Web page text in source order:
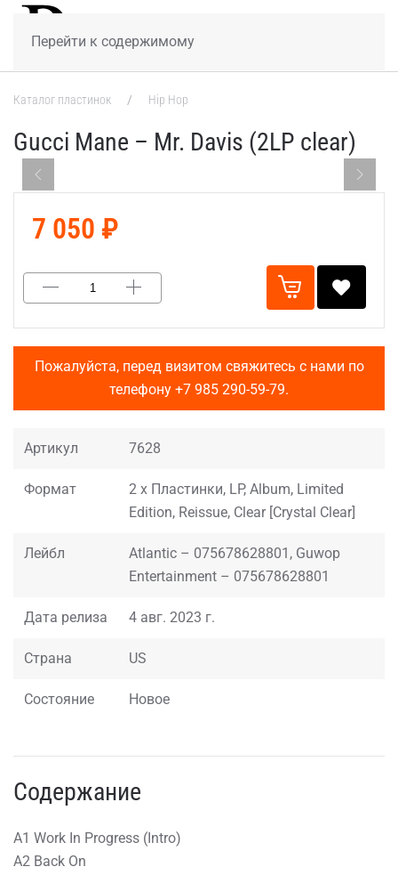
Перейти к содержимому
Каталог пластинок Hip Hop
Gucci Mane – Mr. Davis (2LP clear)
7 050 ₽
Пожалуйста, перед визитом свяжитесь с нами по
телефону +7 985 290-59-79.
Артикул 7628
Формат
2 x Пластинки, LP, Album, Limited
Edition, Reissue, Clear [Crystal Clear]
Лейбл
Atlantic – 075678628801, Guwop
Entertainment – 075678628801
Дата релиза 4 авг. 2023 г.
Страна US
Состояние Новое
Содержание
A1 Work In Progress (Intro)
A2 Back On